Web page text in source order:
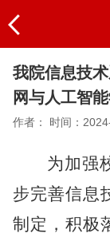
我院信息技
网与人工智
作者： 时间：
为加强
步完善信息
制定，积极